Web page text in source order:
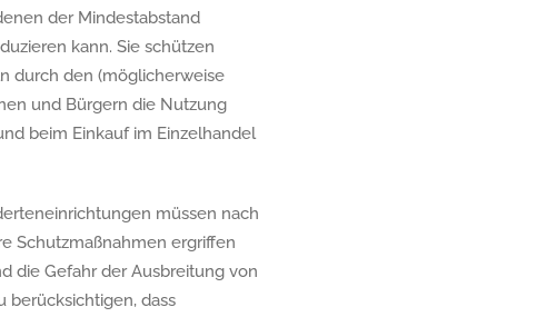
der Mindestabstand
kann. Sie schützen
durch den (möglicherweise
und Bürgern die Nutzung
beim Einkauf im Einzelhandel
müssen nach
Schutzmaßnahmen ergriffen
die Gefahr der Ausbreitung von
berücksichtigen, dass